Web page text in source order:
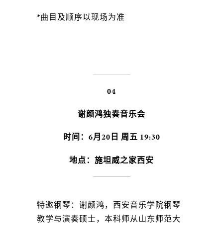
*曲目及顺序以现场为准
04
谢颜鸿独奏音乐会
时间：6月20日 周五 19:30
地点：施坦威之家西安
特邀钢琴：谢颜鸿，西安音乐学院钢琴
教学与演奏硕士，本科师从山东师范大